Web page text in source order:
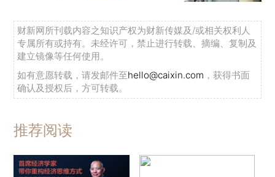
财新网所刊载内容之知识产权为财新传媒及/或相关权利人
专属所有或持有。未经许可，禁止进行转载、摘编、复制及
建立镜像等任何使用。
如有意愿转载，请发邮件至hello@caixin.com ，获得书面
确认及授权后，方可转载。
推荐阅读